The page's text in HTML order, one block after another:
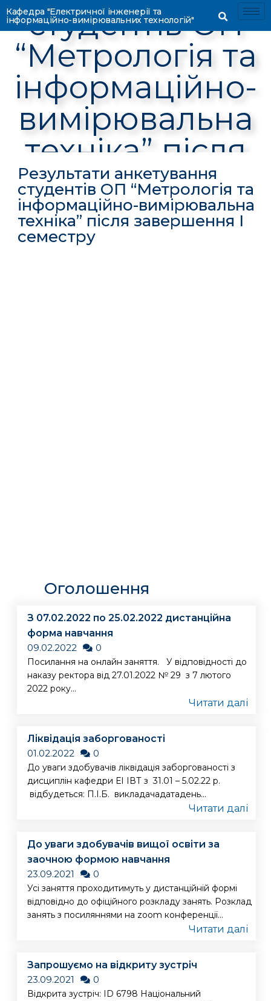
Кафедра "Електричної інженерії та
інформаційно-вимірювальних технологій"
студентів ОП
“Метрологія та
інформаційно-
вимірювальна
техніка” після
завершення І
семестру
Результати анкетування
студентів ОП “Метрологія та
інформаційно-вимірювальна
техніка” після завершення І
семестру
Оголошення
З 07.02.2022 по 25.02.2022 дистанційна
форма навчання
09.02.2022
0
Посилання на онлайн заняття. У відповідності до
наказу ректора від 27.01.2022 № 29 з 7 лютого
2022 року...
Читати далі
Ліквідація заборгованості
01.02.2022
0
До уваги здобувачів ліквідація заборгованості з
дисциплін кафедри ЕІ ІВТ з 31.01 – 5.02.22 р.
відбудеться: П.І.Б. викладачадатадень...
Читати далі
До уваги здобувачів вищої освіти за
заочною формою навчання
23.09.2021
0
Усі заняття проходитимуть у дистанційній формі
відповідно до офіційного розкладу занять. Розклад
занять з посиляннями на zoom конференції...
Читати далі
Запрошуємо на відкриту зустріч
23.09.2021
0
Відкрита зустріч: ID 6798 Національний